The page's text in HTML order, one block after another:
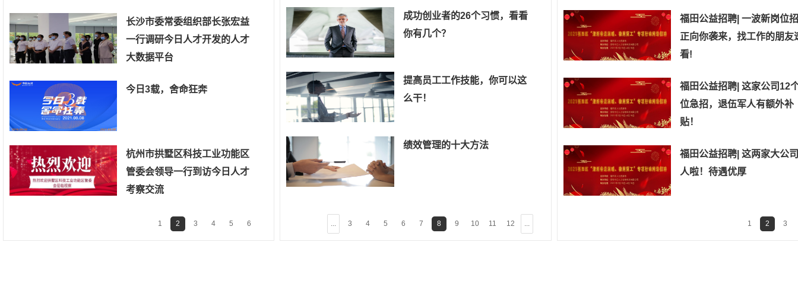
长沙市委常委组织部长张宏益
一行调研今日人才开发的人才
大数据平台
今日3载，舍命狂奔
杭州市拱墅区科技工业功能区
管委会领导一行到访今日人才
考察交流
1 2 3 4 5 6
成功创业者的26个习惯，看看
你有几个？
提高员工工作技能，你可以这
么干！
绩效管理的十大方法
3 4 5 6 7 8 9 10 11 12
福田公益招聘| 一波新岗位
正向你袭来，找工作的朋友
看!
福田公益招聘| 这家公司12
位急招，退伍军人有额外补
贴！
福田公益招聘| 这两家大公
人啦！待遇优厚
1 2 3